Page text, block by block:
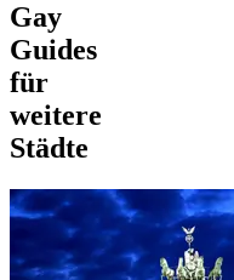
Gay
Guides
für
weitere
Städte